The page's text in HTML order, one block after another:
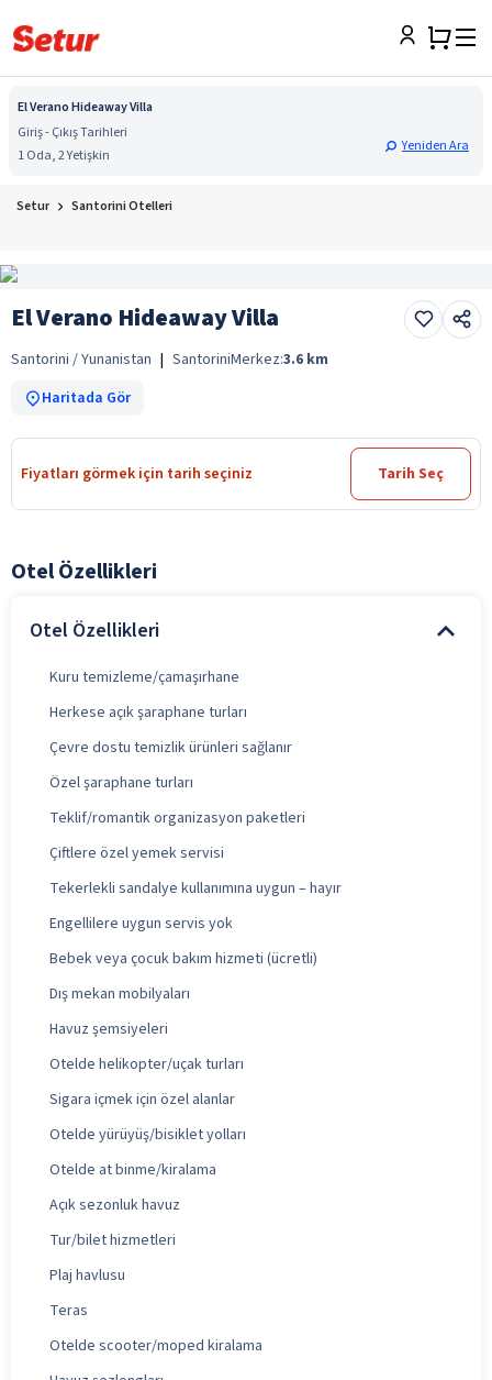
El Verano Hideaway Villa
Giriş - Çıkış Tarihleri
1 Oda, 2 Yetişkin
Yeniden Ara
Setur Santorini Otelleri
El Verano Hideaway Villa
Santorini / Yunanistan | SantoriniMerkez:3.6 km
Haritada Gör
Fiyatları görmek için tarih seçiniz Tarih Seç
Otel Özellikleri
Otel Özellikleri
Kuru temizleme/çamaşırhane
Herkese açık şaraphane turları
Çevre dostu temizlik ürünleri sağlanır
Özel şaraphane turları
Teklif/romantik organizasyon paketleri
Çiftlere özel yemek servisi
Tekerlekli sandalye kullanımına uygun – hayır
Engellilere uygun servis yok
Bebek veya çocuk bakım hizmeti (ücretli)
Dış mekan mobilyaları
Havuz şemsiyeleri
Otelde helikopter/uçak turları
Sigara içmek için özel alanlar
Otelde yürüyüş/bisiklet yolları
Otelde at binme/kiralama
Açık sezonluk havuz
Tur/bilet hizmetleri
Plaj havlusu
Teras
Otelde scooter/moped kiralama